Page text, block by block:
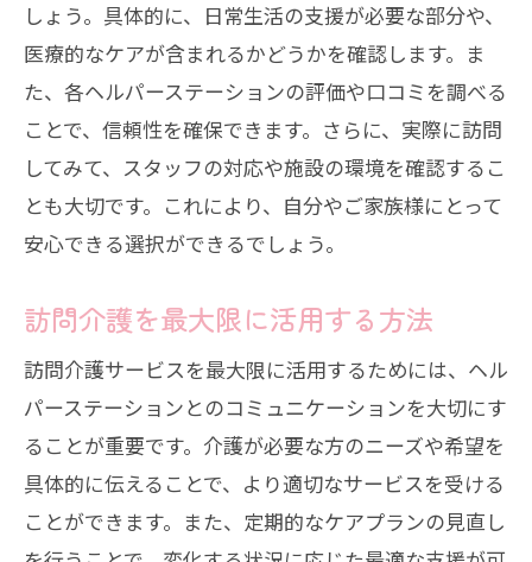
しょう。具体的に、日常生活の支援が必要な部分や、
医療的なケアが含まれるかどうかを確認します。ま
た、各ヘルパーステーションの評価や口コミを調べる
ことで、信頼性を確保できます。さらに、実際に訪問
してみて、スタッフの対応や施設の環境を確認するこ
とも大切です。これにより、自分やご家族様にとって
安心できる選択ができるでしょう。
訪問介護を最大限に活用する方法
訪問介護サービスを最大限に活用するためには、ヘル
パーステーションとのコミュニケーションを大切にす
ることが重要です。介護が必要な方のニーズや希望を
具体的に伝えることで、より適切なサービスを受ける
ことができます。また、定期的なケアプランの見直し